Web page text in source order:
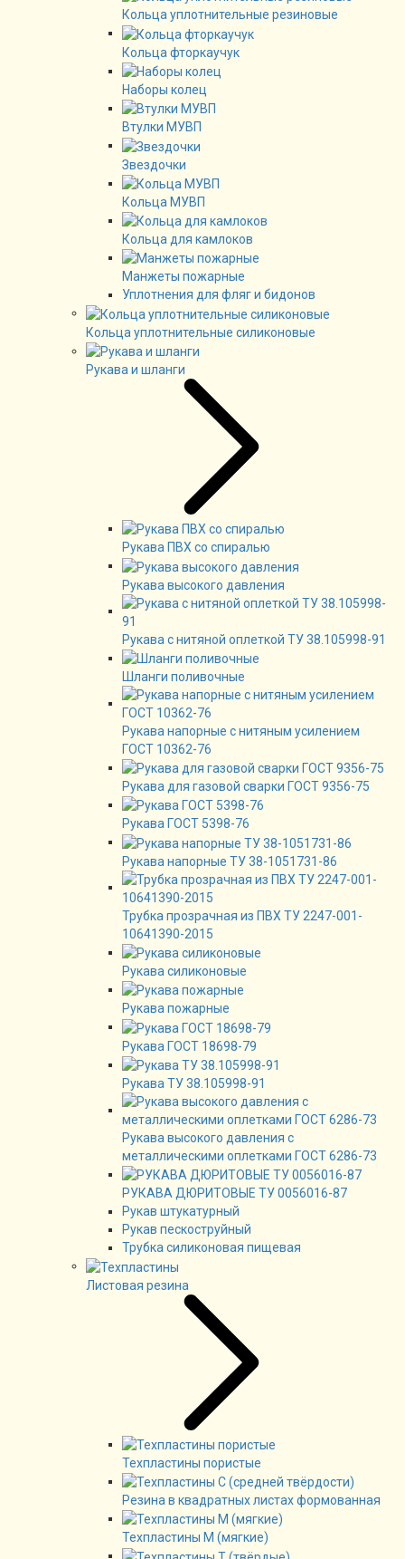
Кольца уплотнительные резиновые
Кольца фторкаучук
Наборы колец
Втулки МУВП
Звездочки
Кольца МУВП
Кольца для камлоков
Манжеты пожарные
Уплотнения для фляг и бидонов
Кольца уплотнительные силиконовые
Рукава и шланги
Рукава ПВХ со спиралью
Рукава высокого давления
Рукава с нитяной оплеткой ТУ 38.105998-91
Шланги поливочные
Рукава напорные с нитяным усилением
ГОСТ 10362-76
Рукава для газовой сварки ГОСТ 9356-75
Рукава ГОСТ 5398-76
Рукава напорные ТУ 38-1051731-86
Трубка прозрачная из ПВХ ТУ 2247-001-
10641390-2015
Рукава силиконовые
Рукава пожарные
Рукава ГОСТ 18698-79
Рукава ТУ 38.105998-91
Рукава высокого давления с
металлическими оплетками ГОСТ 6286-73
РУКАВА ДЮРИТОВЫЕ ТУ 0056016-87
Рукав штукатурный
Рукав пескоструйный
Трубка силиконовая пищевая
Листовая резина
Техпластины пористые
Резина в квадратных листах формованная
Техпластины М (мягкие)